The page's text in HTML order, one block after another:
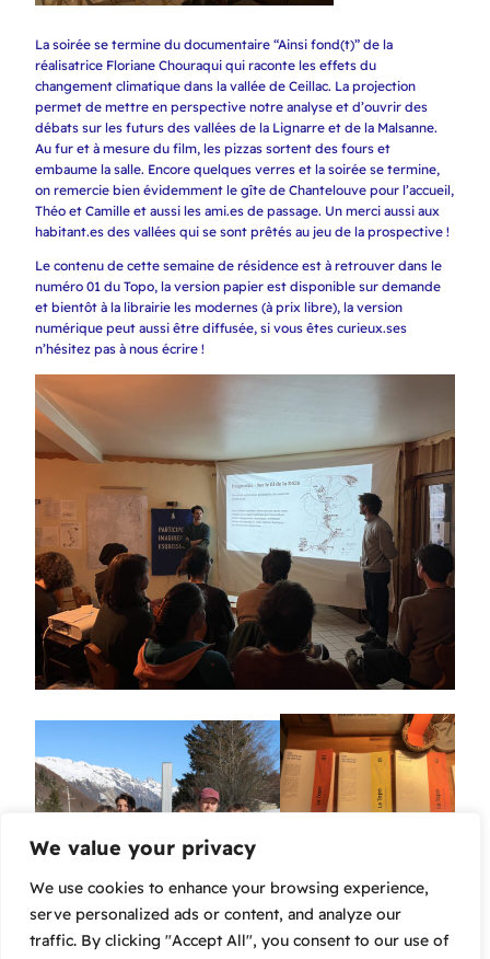
We value your privacy
We use cookies to enhance your browsing experience,
serve personalized ads or content, and analyze our
traffic. By clicking "Accept All", you consent to our use of
La soirée se termine du documentaire “Ainsi fond(t)” de la
réalisatrice Floriane Chouraqui qui raconte les effets du
changement climatique dans la vallée de Ceillac. La projection
permet de mettre en perspective notre analyse et d’ouvrir des
débats sur les futurs des vallées de la Lignarre et de la Malsanne.
Au fur et à mesure du film, les pizzas sortent des fours et
embaume la salle. Encore quelques verres et la soirée se termine,
on remercie bien évidemment le gîte de Chantelouve pour l’accueil,
Théo et Camille et aussi les ami.es de passage. Un merci aussi aux
habitant.es des vallées qui se sont prêtés au jeu de la prospective !
Le contenu de cette semaine de résidence est à retrouver dans le
numéro 01 du Topo, la version papier est disponible sur demande
et bientôt à la librairie les modernes (à prix libre), la version
numérique peut aussi être diffusée, si vous êtes curieux.ses
n’hésitez pas à nous écrire !